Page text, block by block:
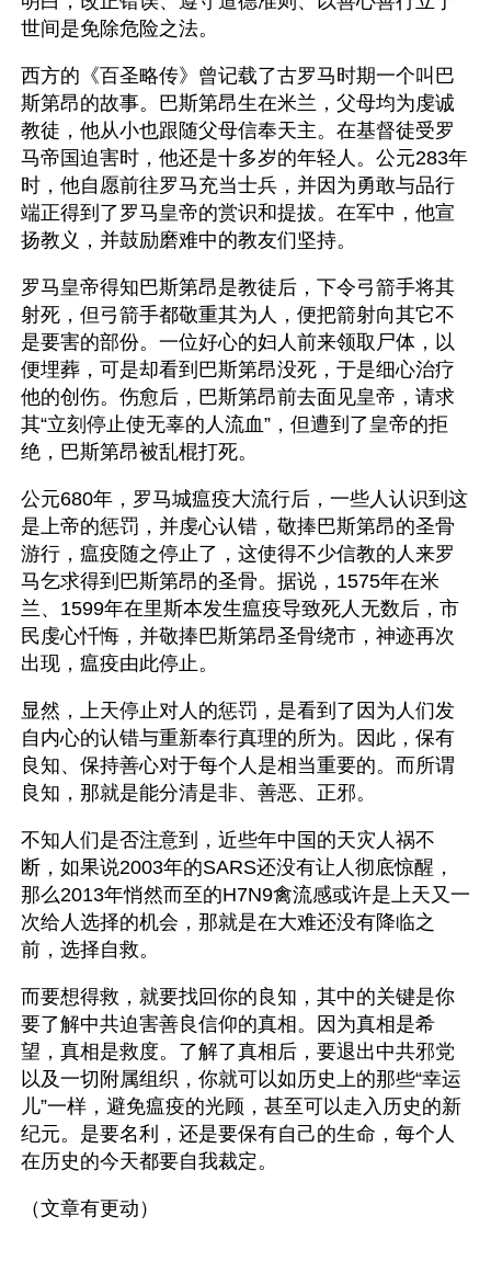
世间是免除危险之法。
西方的《百圣略传》曾记载了古罗马时期一个叫巴
斯第昂的故事。巴斯第昂生在米兰，父母均为虔诚
教徒，他从小也跟随父母信奉天主。在基督徒受罗
马帝国迫害时，他还是十多岁的年轻人。公元283年
时，他自愿前往罗马充当士兵，并因为勇敢与品行
端正得到了罗马皇帝的赏识和提拔。在军中，他宣
扬教义，并鼓励磨难中的教友们坚持。
罗马皇帝得知巴斯第昂是教徒后，下令弓箭手将其
射死，但弓箭手都敬重其为人，便把箭射向其它不
是要害的部份。一位好心的妇人前来领取尸体，以
便埋葬，可是却看到巴斯第昂没死，于是细心治疗
他的创伤。伤愈后，巴斯第昂前去面见皇帝，请求
其“立刻停止使无辜的人流血”，但遭到了皇帝的拒
绝，巴斯第昂被乱棍打死。
公元680年，罗马城瘟疫大流行后，一些人认识到这
是上帝的惩罚，并虔心认错，敬捧巴斯第昂的圣骨
游行，瘟疫随之停止了，这使得不少信教的人来罗
马乞求得到巴斯第昂的圣骨。据说，1575年在米
兰、1599年在里斯本发生瘟疫导致死人无数后，市
民虔心忏悔，并敬捧巴斯第昂圣骨绕市，神迹再次
出现，瘟疫由此停止。
显然，上天停止对人的惩罚，是看到了因为人们发
自内心的认错与重新奉行真理的所为。因此，保有
良知、保持善心对于每个人是相当重要的。而所谓
良知，那就是能分清是非、善恶、正邪。
不知人们是否注意到，近些年中国的天灾人祸不
断，如果说2003年的SARS还没有让人彻底惊醒，
那么2013年悄然而至的H7N9禽流感或许是上天又一
次给人选择的机会，那就是在大难还没有降临之
前，选择自救。
而要想得救，就要找回你的良知，其中的关键是你
要了解中共迫害善良信仰的真相。因为真相是希
望，真相是救度。了解了真相后，要退出中共邪党
以及一切附属组织，你就可以如历史上的那些“幸运
儿”一样，避免瘟疫的光顾，甚至可以走入历史的新
纪元。是要名利，还是要保有自己的生命，每个人
在历史的今天都要自我裁定。